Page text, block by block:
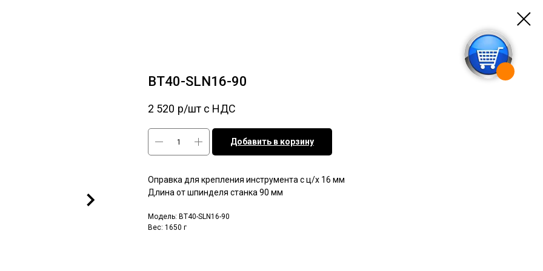
BT40-SLN16-90
2 520 р/шт c НДС
Добавить в корзину
Оправка для крепления инструмента с ц/х 16 мм
Длина от шпинделя станка 90 мм
Модель: BT40-SLN16-90
Вес: 1650 г